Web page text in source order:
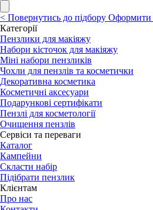
< Повернутись до підбору Оформити
Категорії
Пензлики для макіяжу
Набори кісточок для макіяжу
Міні набори пензликів
Чохли для пензлів та косметички
Декоративна косметика
Косметичні аксесуари
Подарункові сертифікати
Пензлі для косметології
Очищення пензлів
Сервіси та переваги
Каталог
Кампейни
Скласти набір
Підібрати пензлик
Клієнтам
Про нас